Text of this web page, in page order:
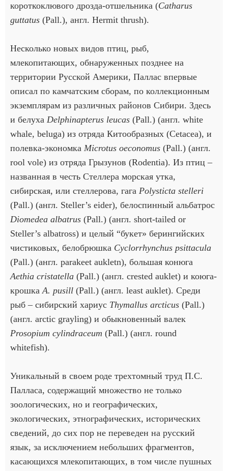
короткоклювого дрозда-отшельника (Catharus
guttatus (Pall.), англ. Hermit thrush).
Несколько новых видов птиц, рыб,
млекопитающих, обнаруженных позднее на
территории Русской Америки, Паллас впервые
описал по камчатским сборам, по коллекционным
экземплярам из различных районов Сибири. Здесь
и белуха Delphinapterus leucas (Pall.) (англ. white
whale, beluga) из отряда Китообразных (Cetacea), и
полевка-экономка Microtus oeconomus (Pall.) (англ.
rool vole) из отряда Грызунов (Rodentia). Из птиц –
названная в честь Стеллера морская утка,
сибирская, или стеллерова, гага Polysticta stelleri
(Pall.) (англ. Steller’s eider), белоспинный альбатрос
Diomedea albatrus (Pall.) (англ. short-tailed or
Steller’s albatross) и целый “букет» берингийских
чистиковых, белобрюшка Cyclorrhynchus psittacula
(Pall.) (англ. раrаkeet aukletn), большая конюга
Aethia cristatella (Pall.) (англ. crested auklet) и коюга-
крошкаА. pusill (Pall.) (англ. least auklet). Среди
рыб – сибирский хариус Thymallus arcticus (Pall.)
(англ. arctic grayling) и обыкновенный валек
Prosopium cylindraceum (Pall.) (англ. round
whitefish).
Уникальный в своем роде трехтомный труд П.С.
Палласа, содержащий множество не только
зоологических, но и географических,
экологических, этнографических, исторических
сведений, до сих пор не переведен на русский
язык, за исключением небольших фрагментов,
касающихся млекопитающих, в том числе пушных